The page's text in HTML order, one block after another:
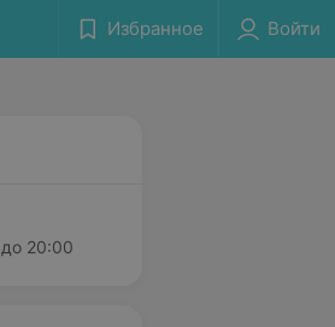
Избранное Войти
до 20:00